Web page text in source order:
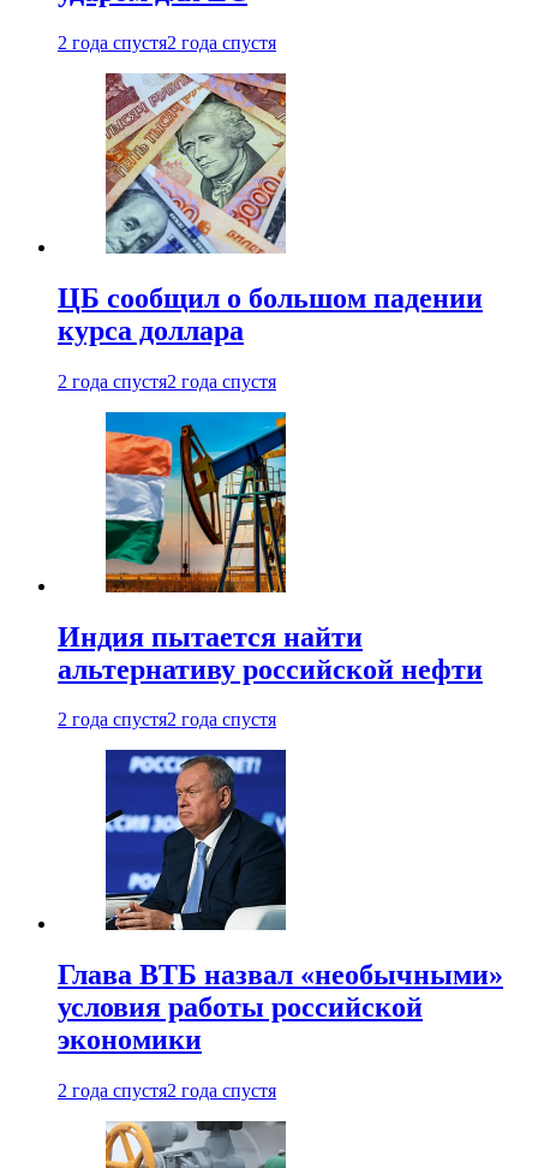
2 года спустя2 года спустя
ЦБ сообщил о большом падении
курса доллара
2 года спустя2 года спустя
Индия пытается найти
альтернативу российской нефти
2 года спустя2 года спустя
Глава ВТБ назвал «необычными»
условия работы российской
экономики
2 года спустя2 года спустя